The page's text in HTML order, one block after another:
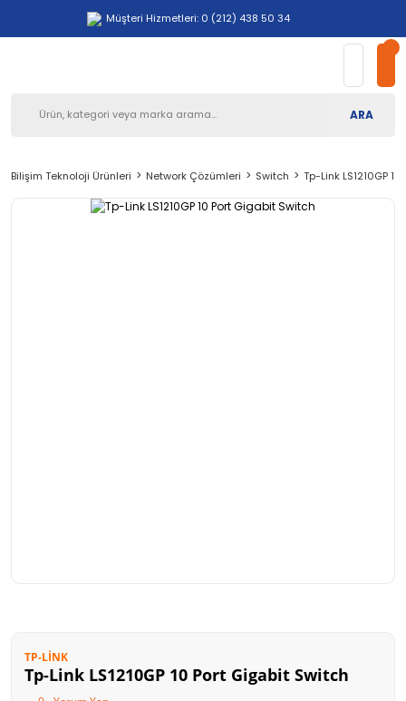
Müşteri Hizmetleri: 0 (212) 438 50 34
ARA
Bilişim Teknoloji Ürünleri Network Çözümleri Switch Tp-Link LS1210GP
TP-LINK
Tp-Link LS1210GP 10 Port Gigabit Switch